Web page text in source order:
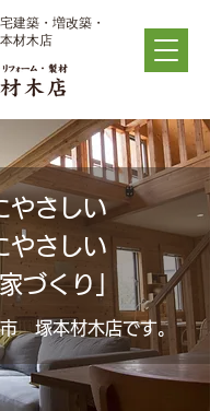
建築・増改築・
材木店
やさしい
やさしい
づくり」
塚本材木店です。